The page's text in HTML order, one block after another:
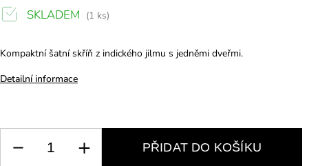
Kompaktní šatní skříň z indického jilmu s jedněmi dveřmi.
Detailní informace
SKLADEM (1 ks)
PŘIDAT DO KOŠÍKU